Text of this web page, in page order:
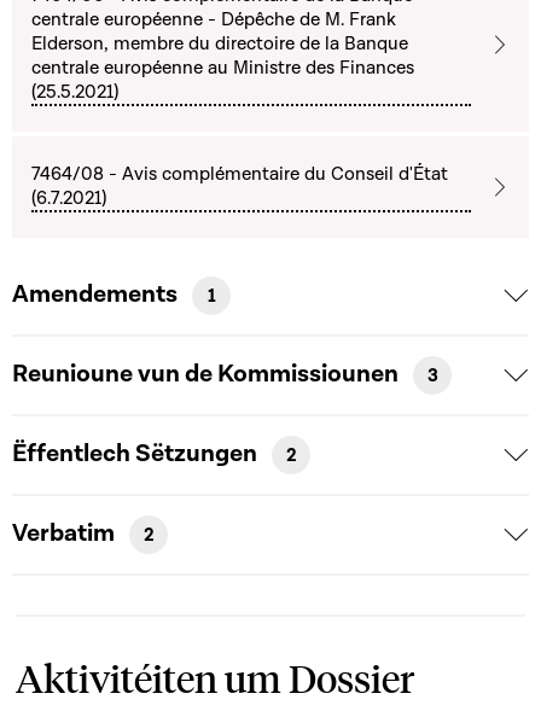
centrale européenne - Dépêche de M. Frank
Elderson, membre du directoire de la Banque
centrale européenne au Ministre des Finances
(25.5.2021)
7464/08 - Avis complémentaire du Conseil d'État
(6.7.2021)
Amendements 1
Reunioune vun de Kommissiounen 3
Ëffentlech Sëtzungen 2
Verbatim 2
Aktivitéiten um Dossier